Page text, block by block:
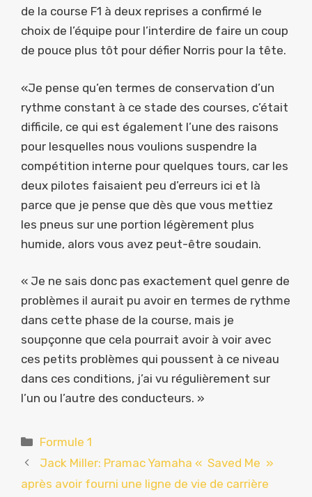
de la course F1 à deux reprises a confirmé le
choix de l’équipe pour l’interdire de faire un coup
de pouce plus tôt pour défier Norris pour la tête.
«Je pense qu’en termes de conservation d’un
rythme constant à ce stade des courses, c’était
difficile, ce qui est également l’une des raisons
pour lesquelles nous voulions suspendre la
compétition interne pour quelques tours, car les
deux pilotes faisaient peu d’erreurs ici et là
parce que je pense que dès que vous mettiez
les pneus sur une portion légèrement plus
humide, alors vous avez peut-être soudain.
« Je ne sais donc pas exactement quel genre de
problèmes il aurait pu avoir en termes de rythme
dans cette phase de la course, mais je
soupçonne que cela pourrait avoir à voir avec
ces petits problèmes qui poussent à ce niveau
dans ces conditions, j’ai vu régulièrement sur
l’un ou l’autre des conducteurs. »
Catégories
Formule 1
Jack Miller: Pramac Yamaha « Saved Me »
après avoir fourni une ligne de vie de carrière